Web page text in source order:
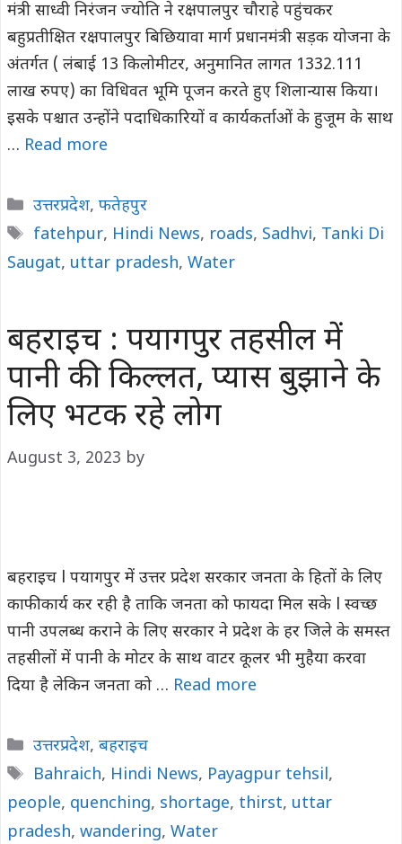
मंत्री साध्वी निरंजन ज्योति ने रक्षपालपुर चौराहे पहुंचकर
बहुप्रतीक्षित रक्षपालपुर बिछियावा मार्ग प्रधानमंत्री सड़क योजना के
अंतर्गत ( लंबाई 13 किलोमीटर, अनुमानित लागत 1332.111
लाख रुपए) का विधिवत भूमि पूजन करते हुए शिलान्यास किया।
इसके पश्चात उन्होंने पदाधिकारियों व कार्यकर्ताओं के हुजूम के साथ
… Read more
Categories
उत्तरप्रदेश, फतेहपुर
Tags
fatehpur, Hindi News, roads, Sadhvi, Tanki Di
Saugat, uttar pradesh, Water
बहराइच : पयागपुर तहसील में
पानी की किल्लत, प्यास बुझाने के
लिए भटक रहे लोग
August 3, 2023 by
बहराइच l पयागपुर में उत्तर प्रदेश सरकार जनता के हितों के लिए
काफी कार्य कर रही है ताकि जनता को फायदा मिल सके l स्वच्छ
पानी उपलब्ध कराने के लिए सरकार ने प्रदेश के हर जिले के समस्त
तहसीलों में पानी के मोटर के साथ वाटर कूलर भी मुहैया करवा
दिया है लेकिन जनता को … Read more
Categories
उत्तरप्रदेश, बहराइच
Tags
Bahraich, Hindi News, Payagpur tehsil,
people, quenching, shortage, thirst, uttar
pradesh, wandering, Water